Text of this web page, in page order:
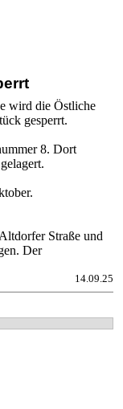
wird die Östliche
gesperrt.
8. Dort
Straße und
Der
14.09.25